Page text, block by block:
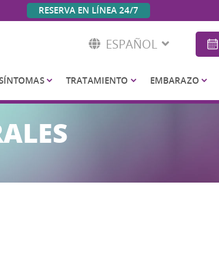
RESERVA EN LÍNEA 24/7
ESPAÑOL
TRATAMIENTO EMBARAZO